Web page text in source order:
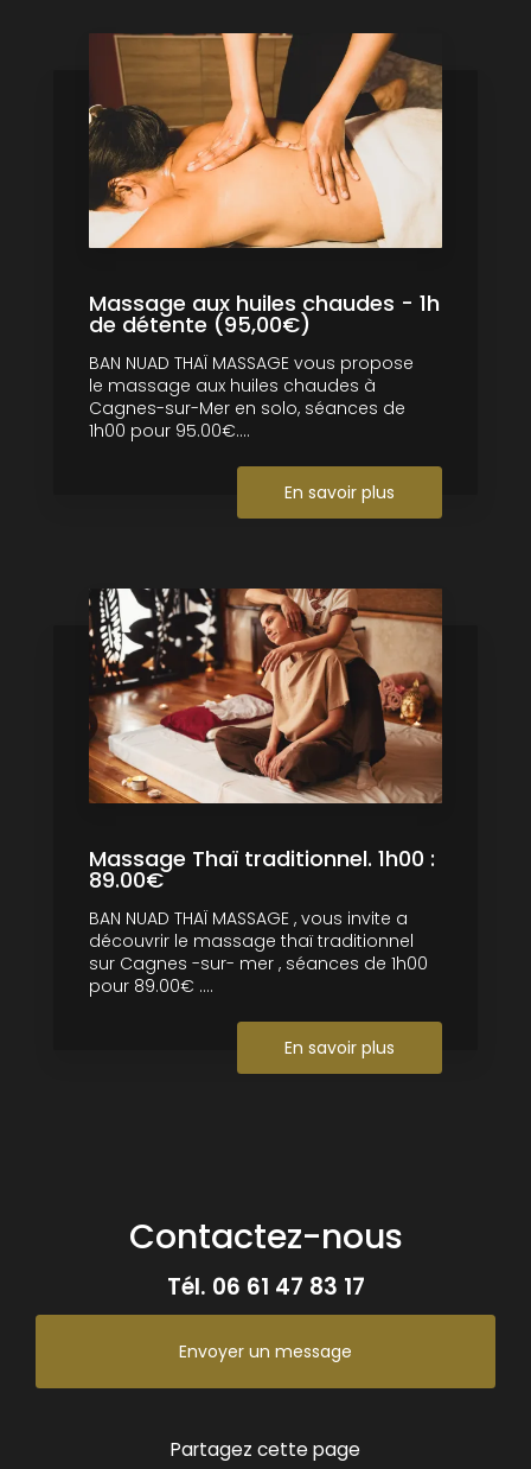
Massage aux huiles chaudes - 1h
de détente (95,00€)
BAN NUAD THAÏ MASSAGE vous propose
le massage aux huiles chaudes à
Cagnes-sur-Mer en solo, séances de
1h00 pour 95.00€....
En savoir plus
Massage Thaï traditionnel. 1h00 :
89.00€
BAN NUAD THAÏ MASSAGE , vous invite a
découvrir le massage thaï traditionnel
sur Cagnes -sur- mer , séances de 1h00
pour 89.00€ ....
En savoir plus
Contactez-nous
Tél. 06 61 47 83 17
Envoyer un message
Partagez cette page